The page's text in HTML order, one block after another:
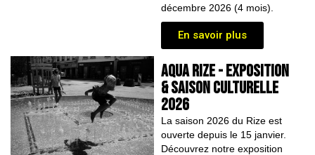
décembre 2026 (4 mois).
En savoir plus
AQUA RIZE - Exposition
& saison culturelle
2026
La saison 2026 du Rize est
ouverte depuis le 15 janvier.
Découvrez notre exposition